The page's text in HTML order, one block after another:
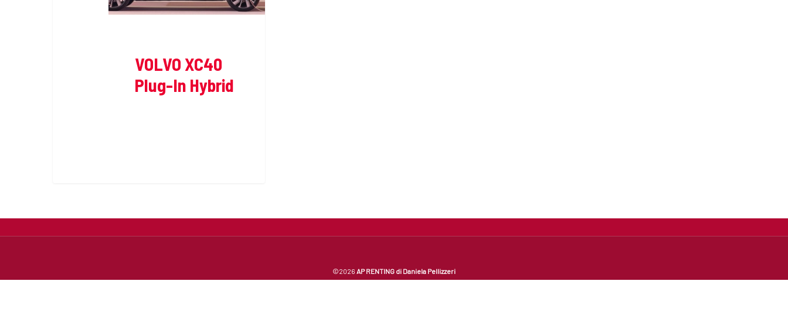
VOLVO XC40
Plug-In Hybrid
©2026 AP RENTING di Daniela Pellizzeri